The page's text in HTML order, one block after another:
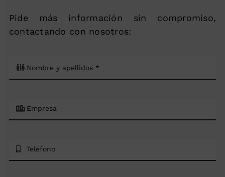
Pide más información sin compromiso,
contactando con nosotros: